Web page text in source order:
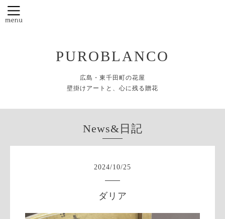
PUROBLANCO
広島・東千田町の花屋
壁掛けアートと、心に残る贈花
News&日記
2024/10/25
ダリア